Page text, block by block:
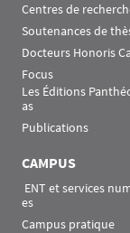
Centres de
Soutenances de
Docteurs Honoris
Focus
Les Éditions
as
Publications
CAMPUS
es
Campus pratique